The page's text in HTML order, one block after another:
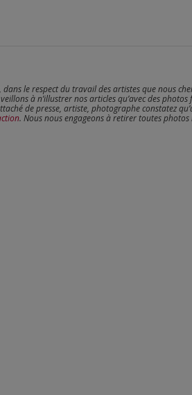
le respect du travail des artistes que nous
à n’illustrer nos articles qu’avec des photos
de presse, artiste, photographe constatez
. Nous nous engageons à retirer toutes